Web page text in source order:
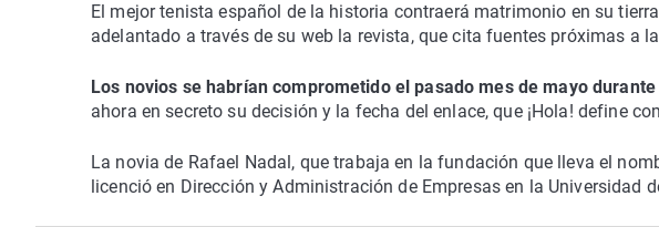
El mejor tenista español de la historia contraerá matrimonio en su
adelantado a través de su web la revista, que cita fuentes próximas a
Los novios se habrían comprometido el pasado mes de mayo
ahora en secreto su decisión y la fecha del enlace, que ¡Hola! define
La novia de Rafael Nadal, que trabaja en la fundación que lleva el
licenció en Dirección y Administración de Empresas en la Universidad